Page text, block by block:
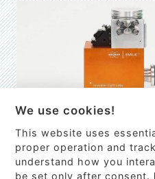
EMILIE
První nano-elektro-
We use cookies!
This website uses
proper operation and
understand how you
be set only after consent.